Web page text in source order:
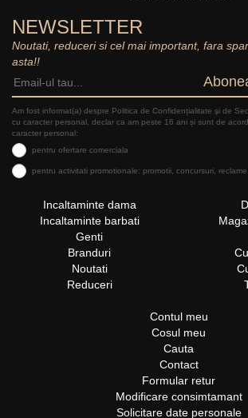
NEWSLETTER
Noutati, reduceri si cel mai important, fara
asta!!
Am fost informat(a) despre Politica de Confidențialitate şi de
cu caracter personal, declar ca am peste 16 ani și sunt de
caracter personal:
pentru ofertare comerciala
pentru activitati promotionale: promotii, concursuri,
Incaltaminte dama
Incaltaminte barbati
Genti
Branduri
Noutati
Reduceri
Contul meu
Cosul meu
Cauta
Contact
Formular retur
Modificare consimtamant
Solicitare date personale